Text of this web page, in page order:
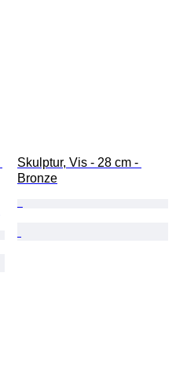
Skulptur, Vis - 28 cm -
Bronze